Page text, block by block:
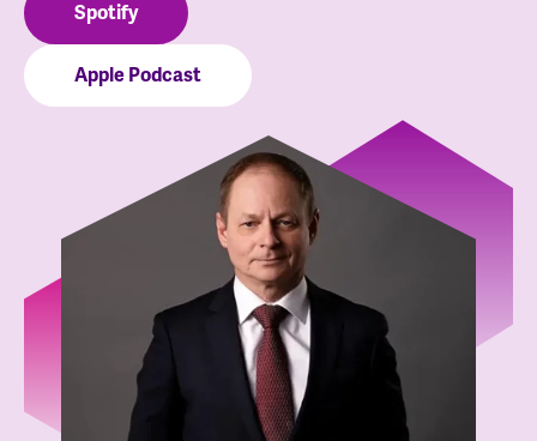
Spotify
Apple Podcast